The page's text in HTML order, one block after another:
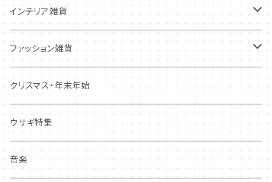
ポストカード
抜型、シリコンモールド
その他
レターセット
マステ・ステッカー等
しおり・ブックマーク
その他
インテリア雑貨
置物
布製品・ドイリー
マグネット
その他
ファッション雑貨
キーホルダー・バッグチャーム
アクセサリー
ポーチ・バッグ
クリスマス・年末年始
ウサギ特集
音楽